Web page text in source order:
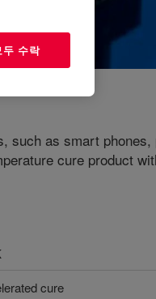
such as smart
cure product
cure
두 수락